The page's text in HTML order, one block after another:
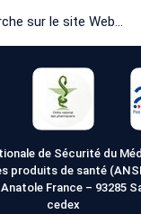
de Sécurité du
produits de santé
France – 93285
cedex